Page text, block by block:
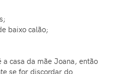
baixo calão;
a casa da mãe Joana, então
se for discordar do